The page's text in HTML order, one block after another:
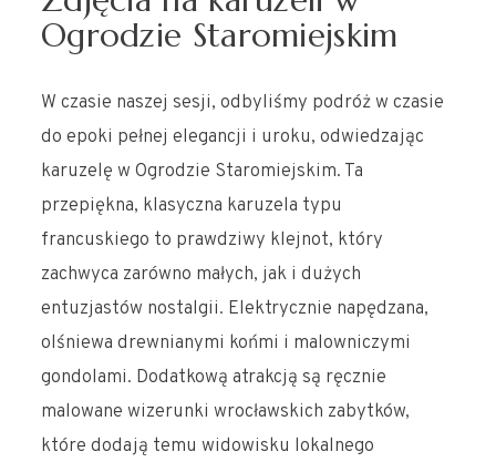
Ogrodzie Staromiejskim
W czasie naszej sesji, odbyliśmy podróż w czasie
do epoki pełnej elegancji i uroku, odwiedzając
karuzelę w Ogrodzie Staromiejskim. Ta
przepiękna, klasyczna karuzela typu
francuskiego to prawdziwy klejnot, który
zachwyca zarówno małych, jak i dużych
entuzjastów nostalgii. Elektrycznie napędzana,
olśniewa drewnianymi końmi i malowniczymi
gondolami. Dodatkową atrakcją są ręcznie
malowane wizerunki wrocławskich zabytków,
które dodają temu widowisku lokalnego